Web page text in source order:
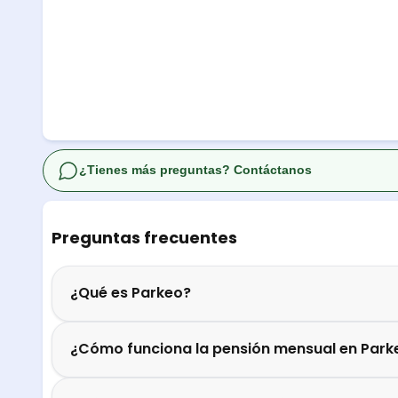
Preguntas frecuentes
¿Qué es Parkeo?
¿Cómo funciona la pensión mensual en
¿Tienes más preguntas? Contáctanos